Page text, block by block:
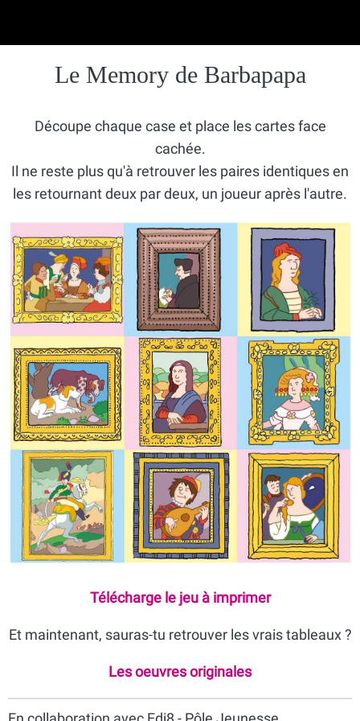
Le Memory de Barbapapa
Découpe chaque case et place les cartes face
cachée.
Il ne reste plus qu'à retrouver les paires identiques en
les retournant deux par deux, un joueur après l'autre.
Télécharge le jeu à imprimer
Et maintenant, sauras-tu retrouver les vrais tableaux ?
Les oeuvres originales